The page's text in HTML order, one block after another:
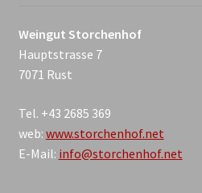
Weingut Storchenhof
Hauptstrasse 7
7071 Rust
Tel. +43 2685 369
web: www.storchenhof.net
E-Mail: info@storchenhof.net